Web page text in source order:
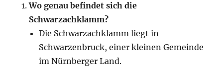
Wo genau befindet sich die
Schwarzachklamm?
Die Schwarzachklamm liegt in
Schwarzenbruck, einer kleinen Gemeinde
im Nürnberger Land.